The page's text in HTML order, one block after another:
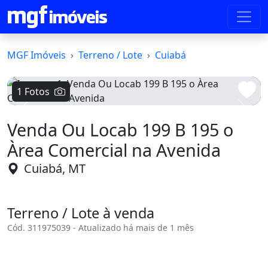
MGF Imóveis Terreno / Lote Cuiabá
1 Fotos
Venda Ou Locab 199 B 195 o
Àrea Comercial na Avenida
Cuiabá, MT
Terreno / Lote à venda
Cód. 311975039 - Atualizado há mais de 1 mês